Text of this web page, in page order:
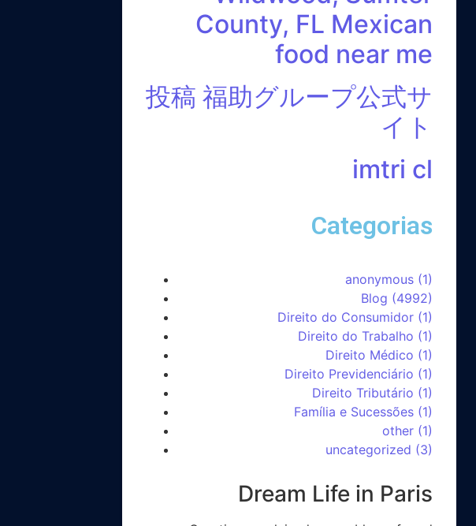
County, FL Mexican
food near me
投稿 福助グループ公式サ
イト
imtri cl
Categorias
anonymous(1)
Blog (4992)
Direito do Consumidor(1)
Direito do Trabalho (1)
Direito Médico (1)
Direito Previdenciário (1)
Direito Tributário (1)
Família e Sucessões(1)
other(1)
uncategorized (3)
Dream Life in Paris